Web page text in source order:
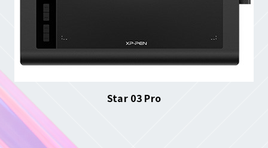
Star 03 Pro
購読解除：いつでもワンクリック